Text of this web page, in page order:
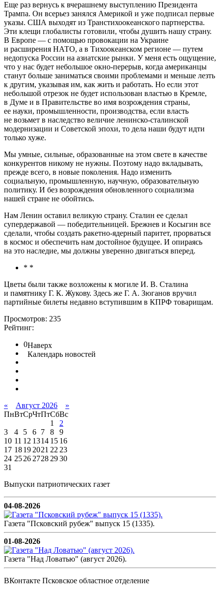
Еще раз вернусь к вчерашнему выступлению Президента
Трампа. Он всерьез занялся Америкой и уже подписал первые
указы. США выходят из Транстихоокеанского партнерства.
Эти клещи глобалисты готовили, чтобы душить нашу страну.
В Европе — с помощью провокации на Украине
и расширения НАТО, а в Тихоокеанском регионе — путем
недопуска России на азиатские рынки. У меня есть ощущение,
что у нас будет небольшое окно-перерыв, когда американцы
станут больше заниматься своими проблемами и меньше лезть
к другим, указывая им, как жить и работать. Но если этот
небольшой отрезок не будет использован властью в Кремле,
в Думе и в Правительстве во имя возрождения страны,
ее науки, промышленности, производства, если власть
не возьмет в наследство величие ленинско-сталинской
модернизации и Советской эпохи, то дела наши будут идти
только хуже.
Мы умные, сильные, образованные на этом свете в качестве
конкурентов никому не нужны. Поэтому надо вкладывать,
прежде всего, в новые поколения. Надо изменить
социальную, промышленную, научную, образовательную
политику. И без возрождения обновленного социализма
нашей стране не обойтись.
Нам Ленин оставил великую страну. Сталин ее сделал
супердержавой — победительницей. Брежнев и Косыгин все
сделали, чтобы создать ракетно-ядерный паритет, прорваться
в космос и обеспечить нам достойное будущее. И опираясь
на это наследие, мы должны уверенно двигаться вперед.
* *
Цветы были также возложены к могиле И. В. Сталина
и памятнику Г. К. Жукову. Здесь же Г. А. Зюганов вручил
партийные билеты недавно вступившим в КПРФ товарищам.
Просмотров: 235
Рейтинг:
0Наверх
Календарь новостей
« Август 2026
»
ПнВтСрЧтПтСбВс
1
2
3
4 5 6 7 8
9
10 11 12 1314 15 16
17 18192021 2223
24 252627282930
31
Выпуски патриотических газет
04-08-2026
Газета "Псковский рубеж" выпуск 15 (1335).
01-08-2026
Газета "Над Ловатью" (август 2026).
ВКонтакте Псковское областное отделение